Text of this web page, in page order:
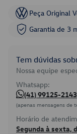
Peça Original
Garantia de 3
Tem dúvidas
Nossa equipe
Whatsapp:
(41) 99125-2143
(apenas mensagens de
Horário de
Segunda à sexta,